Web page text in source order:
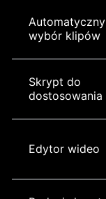
Automatyczny
wybór klipów
Skrypt do
dostosowania
Edytor wideo